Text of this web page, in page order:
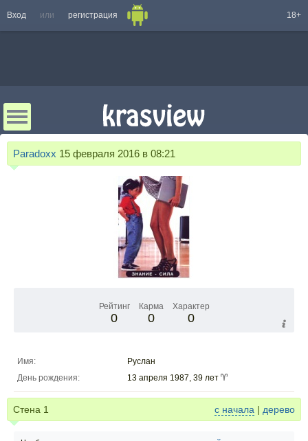
Вход или регистрация 18+
Paradoxx 15 февраля 2016 в 08:21
Рейтинг
0
Карма
0
Характер
0
Имя:
Руслан
День рождения:
13 апреля 1987, 39 лет
Стена 1 с начала | дерево